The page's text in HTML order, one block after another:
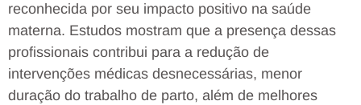
reconhecida por seu impacto positivo na saúde
materna. Estudos mostram que a presença dessas
profissionais contribui para a redução de
intervenções médicas desnecessárias, menor
duração do trabalho de parto, além de melhores